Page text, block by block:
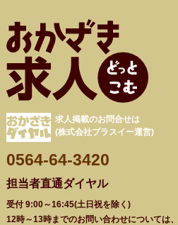
求人掲載のお問合せは
(株式会社プラスイー運営)
0564-64-3420
担当者直通ダイヤル
受付 9:00～16:45(土日祝を除く)
12時～13時までのお問い合わせについては、